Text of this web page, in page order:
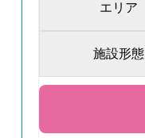
エリア
施設形態